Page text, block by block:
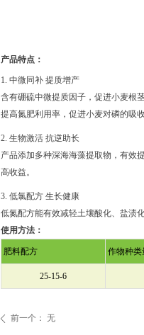
产品特点：
1. 中微同补 提质增产
含有硼硫中微提质因子，促进小麦根
提高氮肥利用率，促进小麦对磷的吸
2. 生物激活 抗逆助长
产品添加多种深海海藻提取物，有效
高收益。
3. 低氯配方 生长健康
低氮配方能有效减轻土壤酸化、盐渍
使用方法：
肥料配方 作物种类
25-15-6
ꄴ 前一个： 无